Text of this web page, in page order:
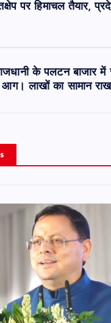
पर हिमाचल तैयार,
के पलटन बाजार में
लाखों का सामान